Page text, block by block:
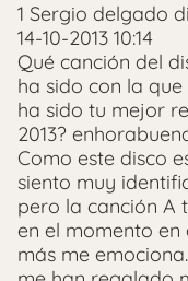
1 Sergio delgado
14-10-2013 10:14
Qué canción del
ha sido con la
ha sido tu mejor
2013?
Como este disco
siento muy
pero la canción A
en el momento en
más me